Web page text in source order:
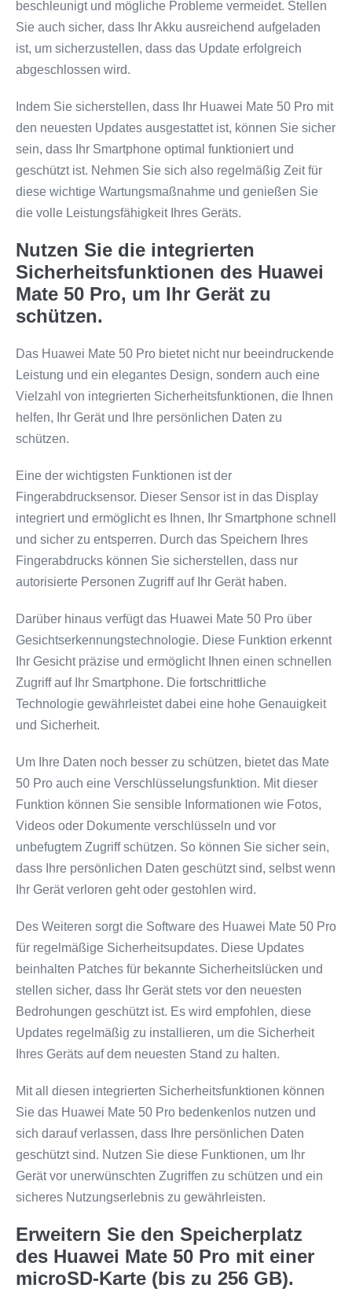
beschleunigt und mögliche Probleme vermeidet. Stellen
Sie auch sicher, dass Ihr Akku ausreichend aufgeladen
ist, um sicherzustellen, dass das Update erfolgreich
abgeschlossen wird.
Indem Sie sicherstellen, dass Ihr Huawei Mate 50 Pro mit
den neuesten Updates ausgestattet ist, können Sie sicher
sein, dass Ihr Smartphone optimal funktioniert und
geschützt ist. Nehmen Sie sich also regelmäßig Zeit für
diese wichtige Wartungsmaßnahme und genießen Sie
die volle Leistungsfähigkeit Ihres Geräts.
Nutzen Sie die integrierten
Sicherheitsfunktionen des Huawei
Mate 50 Pro, um Ihr Gerät zu
schützen.
Das Huawei Mate 50 Pro bietet nicht nur beeindruckende
Leistung und ein elegantes Design, sondern auch eine
Vielzahl von integrierten Sicherheitsfunktionen, die Ihnen
helfen, Ihr Gerät und Ihre persönlichen Daten zu
schützen.
Eine der wichtigsten Funktionen ist der
Fingerabdrucksensor. Dieser Sensor ist in das Display
integriert und ermöglicht es Ihnen, Ihr Smartphone schnell
und sicher zu entsperren. Durch das Speichern Ihres
Fingerabdrucks können Sie sicherstellen, dass nur
autorisierte Personen Zugriff auf Ihr Gerät haben.
Darüber hinaus verfügt das Huawei Mate 50 Pro über
Gesichtserkennungstechnologie. Diese Funktion erkennt
Ihr Gesicht präzise und ermöglicht Ihnen einen schnellen
Zugriff auf Ihr Smartphone. Die fortschrittliche
Technologie gewährleistet dabei eine hohe Genauigkeit
und Sicherheit.
Um Ihre Daten noch besser zu schützen, bietet das Mate
50 Pro auch eine Verschlüsselungsfunktion. Mit dieser
Funktion können Sie sensible Informationen wie Fotos,
Videos oder Dokumente verschlüsseln und vor
unbefugtem Zugriff schützen. So können Sie sicher sein,
dass Ihre persönlichen Daten geschützt sind, selbst wenn
Ihr Gerät verloren geht oder gestohlen wird.
Des Weiteren sorgt die Software des Huawei Mate 50 Pro
für regelmäßige Sicherheitsupdates. Diese Updates
beinhalten Patches für bekannte Sicherheitslücken und
stellen sicher, dass Ihr Gerät stets vor den neuesten
Bedrohungen geschützt ist. Es wird empfohlen, diese
Updates regelmäßig zu installieren, um die Sicherheit
Ihres Geräts auf dem neuesten Stand zu halten.
Mit all diesen integrierten Sicherheitsfunktionen können
Sie das Huawei Mate 50 Pro bedenkenlos nutzen und
sich darauf verlassen, dass Ihre persönlichen Daten
geschützt sind. Nutzen Sie diese Funktionen, um Ihr
Gerät vor unerwünschten Zugriffen zu schützen und ein
sicheres Nutzungserlebnis zu gewährleisten.
Erweitern Sie den Speicherplatz
des Huawei Mate 50 Pro mit einer
microSD-Karte (bis zu 256 GB).